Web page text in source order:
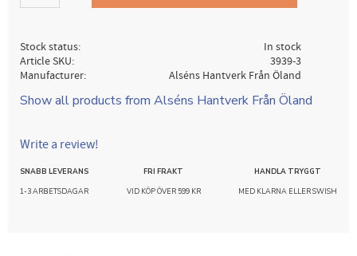
Stock status
In stock
Article SKU
3939-3
Manufacturer
Alséns Hantverk Från Öland
Show all products from Alséns Hantverk Från Öland
Write a review!
SNABB LEVERANS
1-3 ARBETSDAGAR
FRI FRAKT
VID KÖP ÖVER 599 KR
HANDLA TRYGGT
MED KLARNA ELLER SWISH